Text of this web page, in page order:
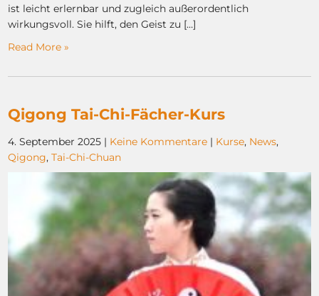
ist leicht erlernbar und zugleich außerordentlich
wirkungsvoll. Sie hilft, den Geist zu […]
Read More »
Qigong Tai-Chi-Fächer-Kurs
4. September 2025 | Keine Kommentare | Kurse, News,
Qigong,Tai-Chi-Chuan